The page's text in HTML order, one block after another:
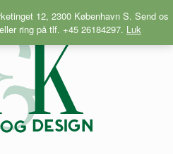
12, 2300 København S. Send os
ring på tlf. +45 26184297. Luk